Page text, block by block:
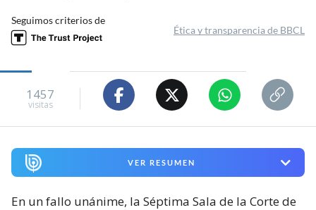
Seguimos criterios de
Ética y transparencia de BBCL
1457
visitas
VER RESUMEN
En un fallo unánime, la Séptima Sala de la Corte de